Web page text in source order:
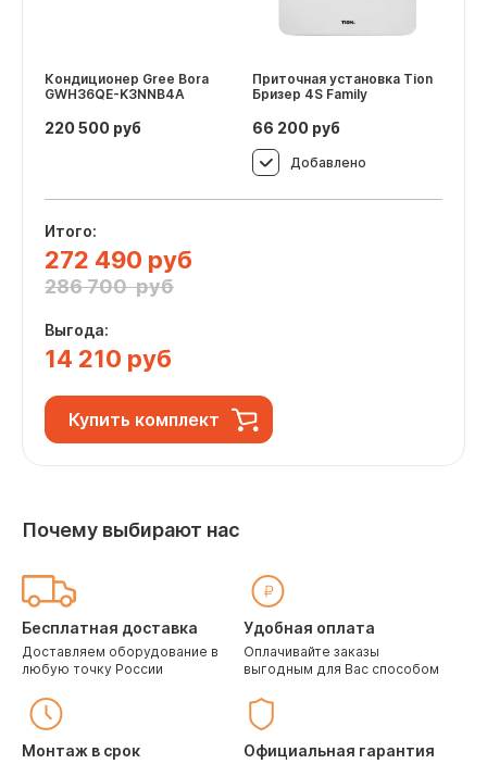
Кондиционер Gree Bora
GWH36QE-K3NNB4A
220 500 руб
Приточная установка Tion
Бризер 4S Family
66 200 руб
Добавлено
Итого:
272 490 руб
286 700 руб
Выгода:
14 210 руб
Купить комплект
Почему выбирают нас
Бесплатная доставка
Доставляем оборудование в
любую точку России
Удобная оплата
Оплачивайте заказы
выгодным для Вас способом
Монтаж в срок Официальная гарантия